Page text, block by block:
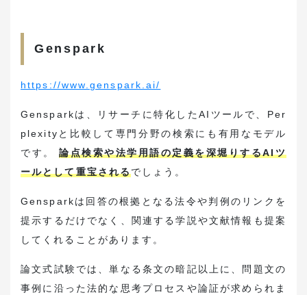
Genspark
https://www.genspark.ai/
Gensparkは、リサーチに特化したAIツールで、Per
plexityと比較して専門分野の検索にも有用なモデル
です。論点検索や法学用語の定義を深堀りするAIツ
ールとして重宝されるでしょう。
Gensparkは回答の根拠となる法令や判例のリンクを
提示するだけでなく、関連する学説や文献情報も提案
してくれることがあります。
論文式試験では、単なる条文の暗記以上に、問題文の
事例に沿った法的な思考プロセスや論証が求められま